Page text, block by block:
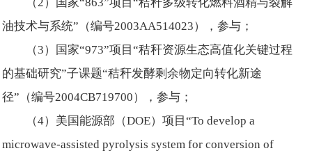
油技术与系统”（编号2003AA514023），参与；
（3）国家“973”项目“秸秆资源生态高值化关键过程
的基础研究”子课题“秸秆发酵剩余物定向转化新途
径”（编号2004CB719700），参与；
（4）美国能源部（DOE）项目“To develop a
microwave-assisted pyrolysis system for conversion of